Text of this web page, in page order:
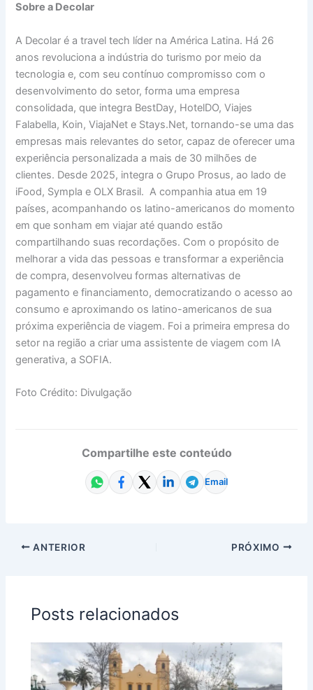
Sobre a Decolar
A Decolar é a travel tech líder na América Latina. Há 26
anos revoluciona a indústria do turismo por meio da
tecnologia e, com seu contínuo compromisso com o
desenvolvimento do setor, forma uma empresa
consolidada, que integra BestDay, HotelDO, Viajes
Falabella, Koin, ViajaNet e Stays.Net, tornando-se uma das
empresas mais relevantes do setor, capaz de oferecer uma
experiência personalizada a mais de 30 milhões de
clientes. Desde 2025, integra o Grupo Prosus, ao lado de
iFood, Sympla e OLX Brasil. A companhia atua em 19
países, acompanhando os latino-americanos do momento
em que sonham em viajar até quando estão
compartilhando suas recordações. Com o propósito de
melhorar a vida das pessoas e transformar a experiência
de compra, desenvolveu formas alternativas de
pagamento e financiamento, democratizando o acesso ao
consumo e aproximando os latino-americanos de sua
próxima experiência de viagem. Foi a primeira empresa do
setor na região a criar uma assistente de viagem com IA
generativa, a SOFIA.
Foto Crédito: Divulgação
Compartilhe este conteúdo
Email
ANTERIOR PRÓXIMO
Posts relacionados